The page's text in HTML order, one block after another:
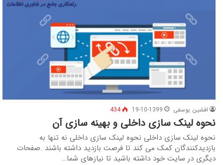
افشین یوسفی 19-10-1399
434
نحوه لینک سازی داخلی و بهینه سازی آن
نحوه لینک سازی داخلی نحوه لینک سازی داخلی نه تنها به
بازدیدکنندگان کمک می کند تا فرصت بازدید داشته باشند .صفحات
دیگری در سایت خود داشته باشید تا نیازهای شما…